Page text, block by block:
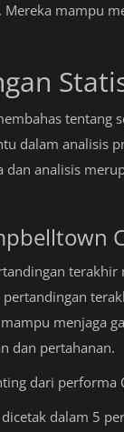
Mereka mampu
dalam analisis
dan analisis
pertandingan
menjaga
dan pertahanan.
dari
dalam 5